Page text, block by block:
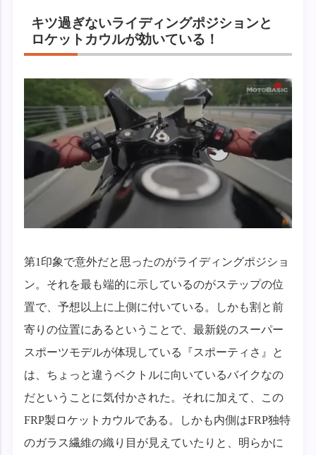
キツ過ぎないライディングポジションと
ロケットカウルが効いている！
第1印象で意外だと思ったのがライディングポジショ
ン。それを最も端的に示しているのがステップの位
置で、予想以上に上側に付いている。しかも割と前
寄りの位置にあるということで、最新鋭のスーパー
スポーツモデルが体現している『スポーティさ』と
は、ちょっと違うベクトルに向いているバイクなの
だということに気付かされた。それに加えて、この
FRP製ロケットカウルである。しかも内側はFRP独特
のガラス繊維の織り目が見えていたりと、明らかに